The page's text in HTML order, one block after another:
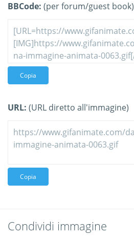
BBCode: (per forum/guest book)
Copia
URL: (URL diretto all'immagine)
Copia
Condividi immagine